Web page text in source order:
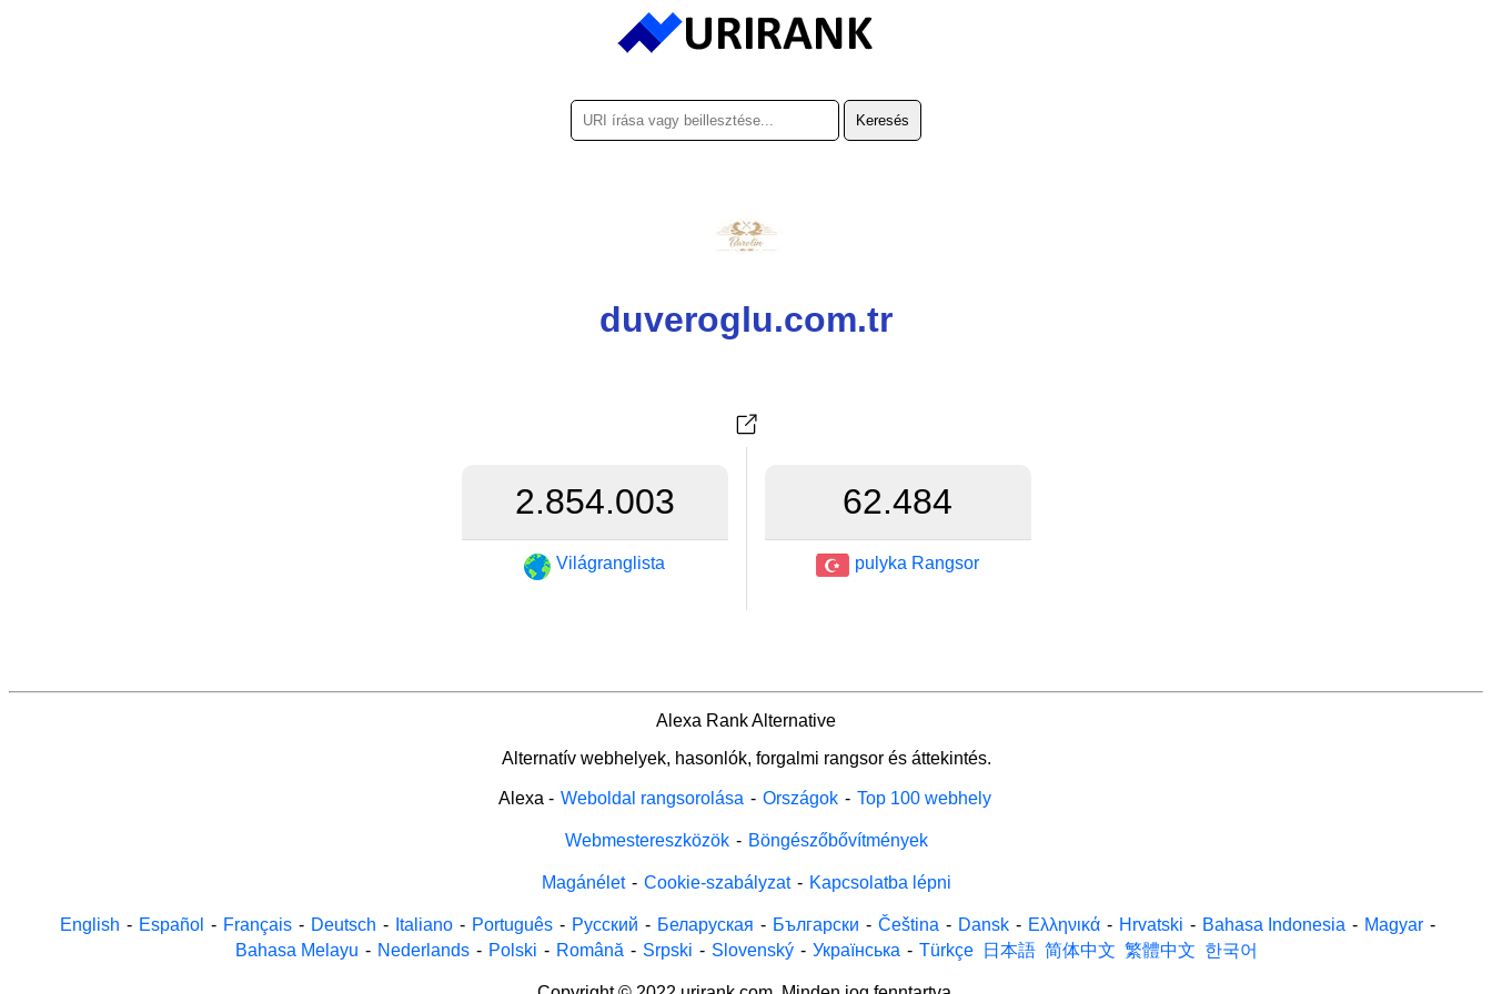
duveroglu.com.tr
2.854.003
Világranglista
62.484
pulyka Rangsor
Alexa Rank Alternative
Alternatív webhelyek, hasonlók, forgalmi rangsor és áttekintés.
Alexa - Weboldal rangsorolása - Országok - Top 100 webhely
Webmestereszközök - Böngészőbővítmények
Magánélet - Cookie-szabályzat - Kapcsolatba lépni
English - Español - Français - Deutsch - Italiano - Português - Русский - Беларуская - Български - Čeština - Dansk - Ελληνικά - Hrvatski - Bahasa Indonesia - Magyar -
Bahasa Melayu - Nederlands - Polski - Română - Srpski - Slovenský - Українська - Türkçe 日本語 简体中文 繁體中文 한국어